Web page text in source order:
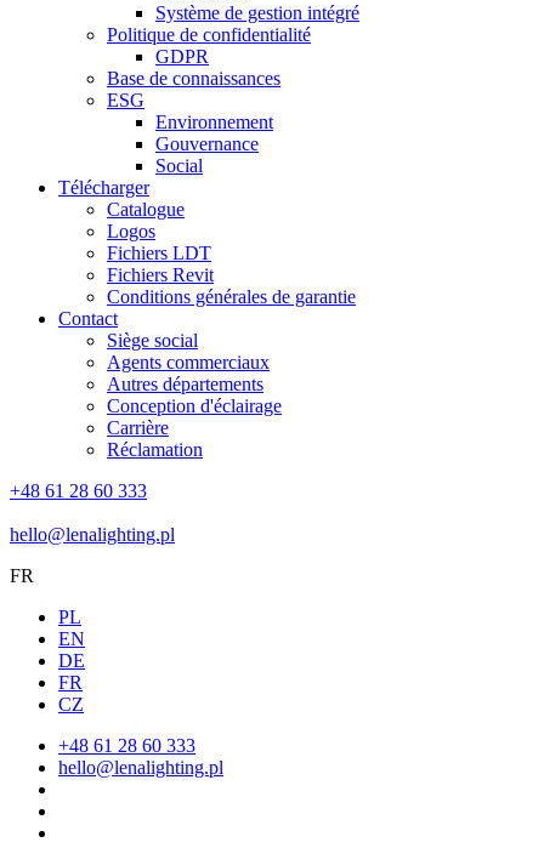
Système de gestion intégré
Politique de confidentialité
GDPR
Base de connaissances
ESG
Environnement
Gouvernance
Social
Télécharger
Catalogue
Logos
Fichiers LDT
Fichiers Revit
Conditions générales de garantie
Contact
Siège social
Agents commerciaux
Autres départements
Conception d'éclairage
Carrière
Réclamation
+48 61 28 60 333
hello@lenalighting.pl
FR
PL
EN
DE
FR
CZ
+48 61 28 60 333
hello@lenalighting.pl